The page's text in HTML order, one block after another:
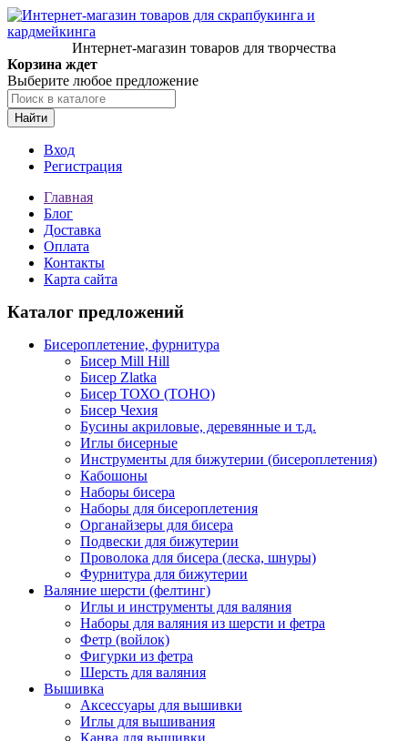
Интернет-магазин товаров для творчества
Корзина ждет
Выберите любое предложение
Найти
Вход
Регистрация
Главная
Блог
Доставка
Оплата
Контакты
Карта сайта
Каталог предложений
Бисероплетение, фурнитура
Бисер Mill Hill
Бисер Zlatka
Бисер ТОХО (TOHO)
Бисер Чехия
Бусины акриловые, деревянные и т.д.
Иглы бисерные
Инструменты для бижутерии (бисероплетения)
Кабошоны
Наборы бисера
Наборы для бисероплетения
Органайзеры для бисера
Подвески для бижутерии
Проволока для бисера (леска, шнуры)
Фурнитура для бижутерии
Валяние шерсти (фелтинг)
Иглы и инструменты для валяния
Наборы для валяния из шерсти и фетра
Фетр (войлок)
Фигурки из фетра
Шерсть для валяния
Вышивка
Аксессуары для вышивки
Иглы для вышивания
Канва для вышивки